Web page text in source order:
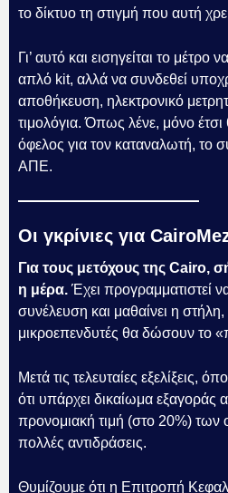
το δίκτυο τη στιγμή που αυτή
Γι’ αυτό και εισηγείται το μέτρο
απλό kit, αλλά να συνδεθεί
αποθήκευση, ηλεκτρονικό
τιμολόγια. Όπως λένε, μόνο
όφελος για τον καταναλωτή, το
ΑΠΕ.
Οι γκρίνιες για
Για τους μετόχους της Cairo,
η μέρα. Έχει προγραμματιστεί να
συνέλευση και μαθαίνει η
μικροεπενδυτές θα δώσουν το
Μετά τις τελευταίες εξελίξεις,
ότι υπάρχει δικαίωμα εξαγοράς
προνομιακή τιμή (στο 20%)
πολλές αντιδράσεις.
Θυμίζουμε ότι η Επιτροπή